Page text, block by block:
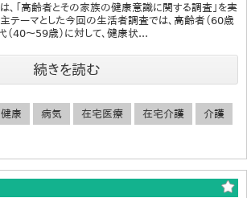
、「高齢者とその家族の健康意識に関する調査」を実
主テーマとした今回の生活者調査では、高齢者（60歳
（40～59歳）に対して、健康状...
続きを読む
健康 病気 在宅医療 在宅介護 介護